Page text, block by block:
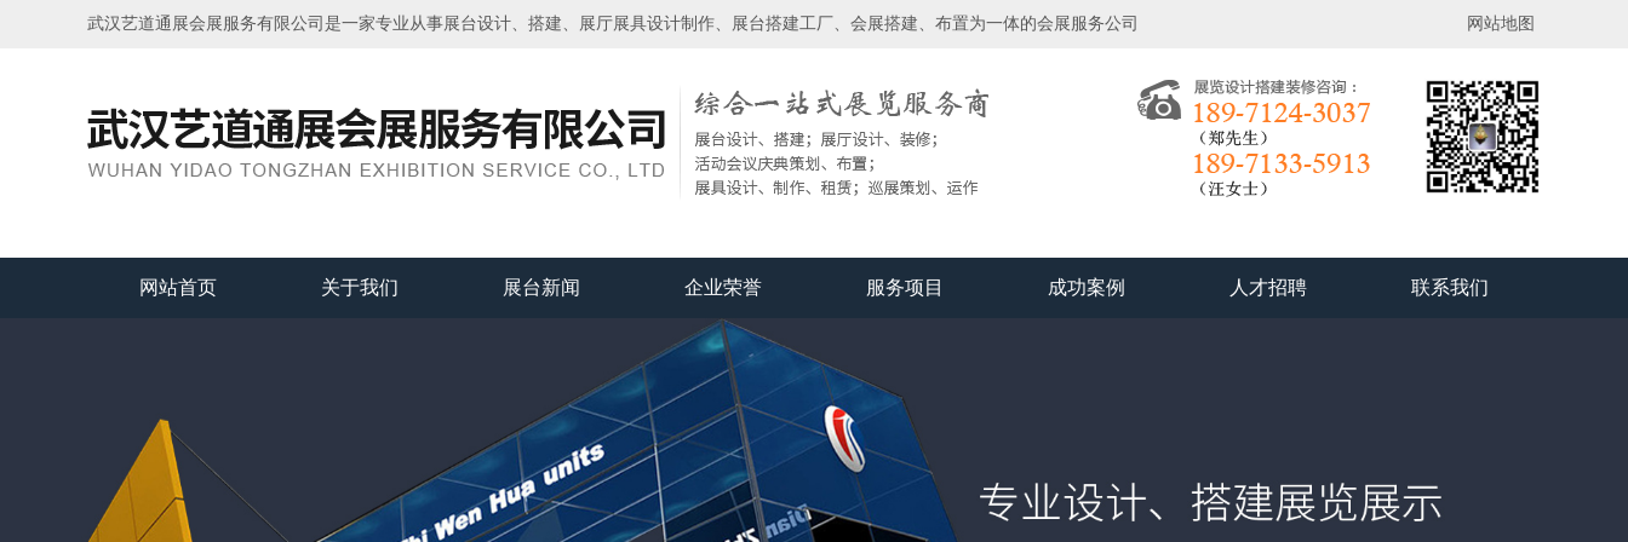
武汉艺道通展会展服务有限公司是一家专业从事展台设计、搭建、展厅展具设计制作、展台搭建工厂、会展搭建、布置为一体的会展服务公司 网站地图
网站首页 关于我们 展台新闻 企业荣誉 服务项目 成功案例 人才招聘 联系我们